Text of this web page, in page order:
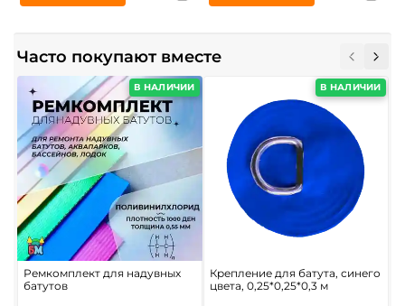
Часто покупают вместе
В НАЛИЧИИ
Ремкомплект для надувных
батутов
В НАЛИЧИИ
Крепление для батута, синего
цвета, 0,25*0,25*0,3 м